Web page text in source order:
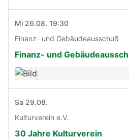
Mi 26.08. 19:30
Finanz- und Gebäudeausschuß
Finanz- und
Sa 29.08.
Kulturverein e.V.
30 Jahre Kulturverein